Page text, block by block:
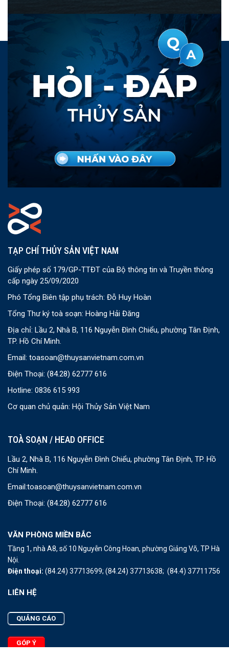
TẠP CHÍ THỦY SẢN VIỆT NAM
Giấy phép số 179/GP-TTĐT của Bộ thông tin và Truyền thông
cấp ngày 25/09/2020
Phó Tổng Biên tập phụ trách: Đỗ Huy Hoàn
Tổng Thư ký toà soạn: Hoàng Hải Đăng
Địa chỉ: Lầu 2, Nhà B, 116 Nguyễn Đình Chiểu, phường Tân Định,
TP. Hồ Chí Minh.
Email: toasoan@thuysanvietnam.com.vn
Điện Thoại: (84.28) 62777 616
Hotline: 0836 615 993
Cơ quan chủ quản: Hội Thủy Sản Việt Nam
TOÀ SOẠN / HEAD OFFICE
Lầu 2, Nhà B, 116 Nguyễn Đình Chiểu, phường Tân Định, TP. Hồ
Chí Minh.
Email:toasoan@thuysanvietnam.com.vn
Điện Thoại: (84.28) 62777 616
VĂN PHÒNG MIỀN BẮC
Tầng 1, nhà A8, số 10 Nguyễn Công Hoan, phường Giảng Võ, TP Hà
Nội.
Điện thoại: (84.24) 37713699; (84.24) 37713638; (84.4) 37711756
LIÊN HỆ
QUẢNG CÁO
GÓP Ý